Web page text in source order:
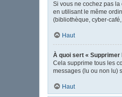
Si vous ne cochez pas la
en utilisant le même
(bibliothèque, cyber-
Haut
À quoi sert « Supprimer
Cela supprime tous les
messages (lu ou non lu)
Haut